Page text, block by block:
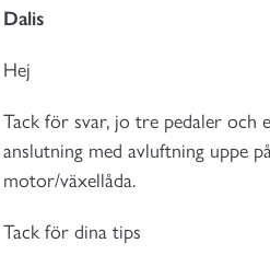
Dalis
Hej
Tack för svar, jo tre pedaler och
anslutning med avluftning uppe
motor/växellåda.
Tack för dina tips